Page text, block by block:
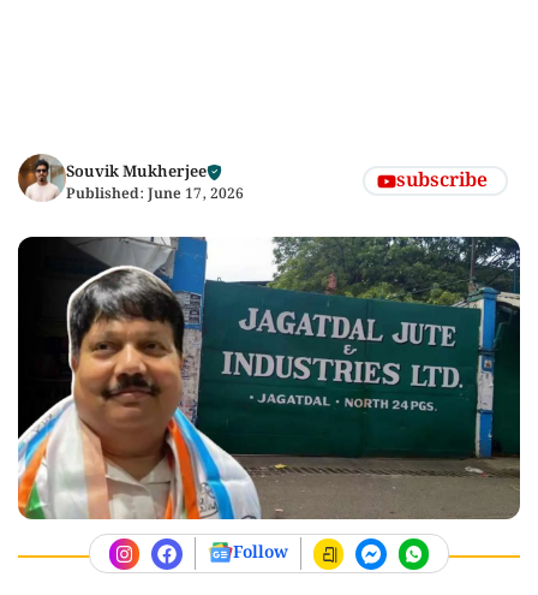
Souvik Mukherjee
Published: June 17, 2026 subscribe
Follow